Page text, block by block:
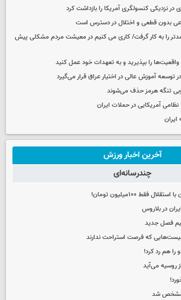
در نزدیکی کنسولگری آمریکا را بازداشت کرد
بدون قطعی و اختلال در دسترس است
را به کار گرفت/ کاری می کنیم در معیشت مردم مشکلی پیش
را بپذیرید و به تعهدات خود عمل کنید
توسعه آموزش عالی در اختیار عراق قرار می‌گیرد
تنگه هرمز حذف می‌شوند
آخرین اخبار ورزش
چندرسانه‌ای
فقط ۱۰۰میلیون تومان!
در بلاروس
فصل جدید
که فرصت استراحت ندارند
را هم رد کرد!
روسیه می‌آید
مشخص شد